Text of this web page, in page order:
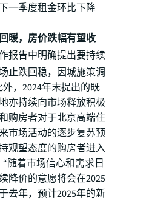
一季度租金环比下降
暖，房价跌幅有望收
报告中明确提出要持续
止跌回稳，因城施策调
，2024年末提出的既
亦持续向市场释放积极
购房者对于北京高端住
市场活动的逐步复苏预
观望态度的购房者进入
随着市场信心和需求日
降价的意愿将会在2025
去年，预计2025年的新